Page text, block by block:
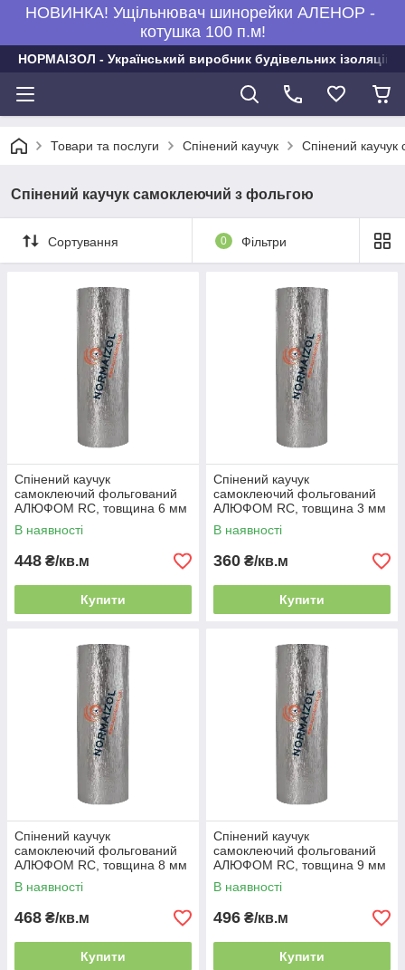
НОВИНКА! Ущільнювач шинорейки АЛЕНОР -
котушка 100 п.м!
НОРМАІЗОЛ - Український виробник будівельних
Товари та послуги Спінений каучук Спінений
Спінений каучук самоклеючий з фольгою
Сортування 0 Фільтри
Спінений каучук
самоклеючий фольгований
АЛЮФОМ RС, товщина 6 мм
В наявності
448 ₴/кв.м
Купити
Спінений каучук
самоклеючий фольгований
АЛЮФОМ RС, товщина 3 мм
В наявності
360 ₴/кв.м
Купити
Спінений каучук
самоклеючий фольгований
АЛЮФОМ RС, товщина 8 мм
В наявності
468 ₴/кв.м
Купити
Спінений каучук
самоклеючий фольгований
АЛЮФОМ RС, товщина 9 мм
В наявності
496 ₴/кв.м
Купити